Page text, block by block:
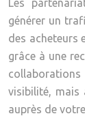
générer un
des acheteurs
grâce à une
visibilité, mais
auprès de